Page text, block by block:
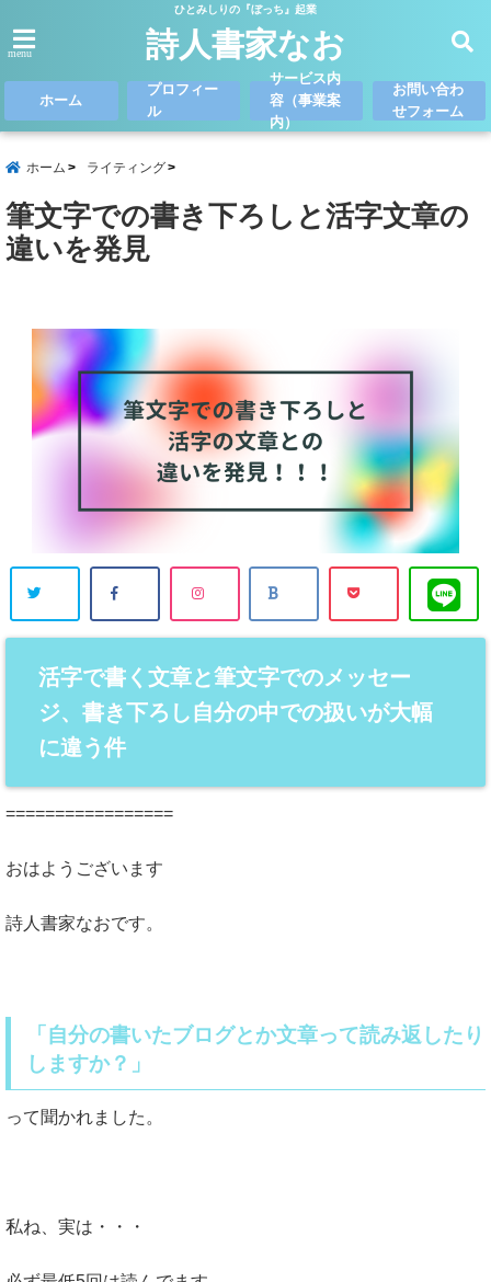
ひとみしりの『ぼっち』起業
menu 詩人書家なお
ホーム
プロフィー
ル
サービス内
容（事業案
内）
お問い合わ
せフォーム
ホーム ライティング
筆文字での書き下ろしと活字文章の
違いを発見
活字で書く文章と筆文字でのメッセー
ジ、書き下ろし自分の中での扱いが大幅
に違う件
=================
おはようございます
詩人書家なおです。
「自分の書いたブログとか文章って読み返したり
しますか？」
って聞かれました。
私ね、実は・・・